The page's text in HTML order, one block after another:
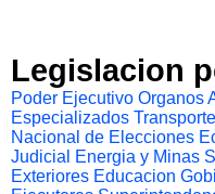
Legislacion
Poder Ejecutivo Organos
Especializados
Nacional de Elecciones
Judicial
Energia y Minas
Exteriores Educacion